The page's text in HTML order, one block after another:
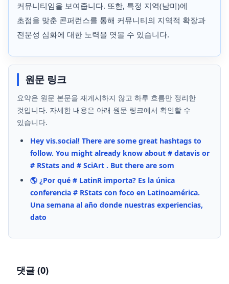
커뮤니티임을 보여줍니다. 또한, 특정 지역(남미)에
초점을 맞춘 콘퍼런스를 통해 커뮤니티의 지역적 확장과
전문성 심화에 대한 노력을 엿볼 수 있습니다.
원문 링크
요약은 원문 본문을 재게시하지 않고 하루 흐름만 정리한
것입니다. 자세한 내용은 아래 원문 링크에서 확인할 수
있습니다.
Hey vis.social! There are some great hashtags to
follow. You might already know about # datavis or
# RStats and # SciArt . But there are som
🌎 ¿Por qué # LatinR importa? Es la única
conferencia # RStats con foco en Latinoamérica.
Una semana al año donde nuestras experiencias,
dato
댓글 (0)